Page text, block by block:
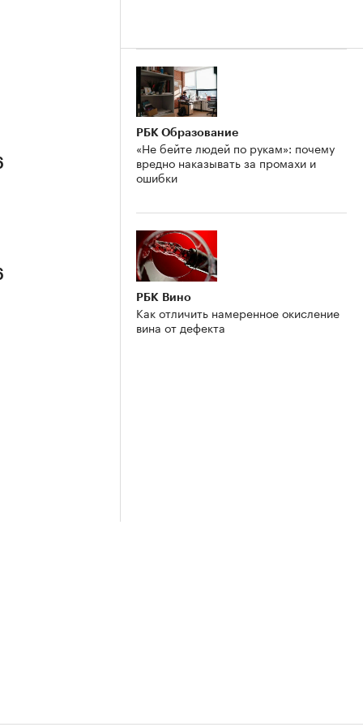
РБК Образование
«Не бейте людей по рукам»: почему
вредно наказывать за промахи и
ошибки
РБК Вино
Как отличить намеренное окисление
вина от дефекта